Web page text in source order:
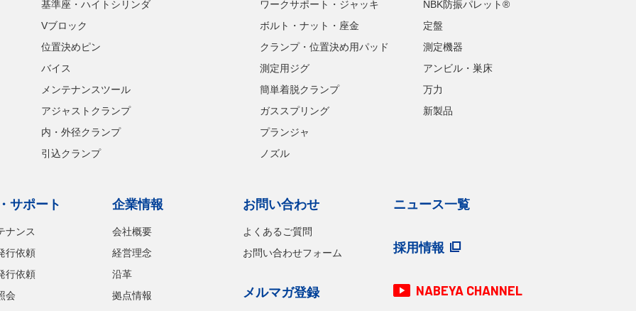
基準座・ハイトシリンダ
Vブロック
位置決めピン
バイス
メンテナンスツール
アジャストクランプ
内・外径クランプ
引込クランプ
ワークサポート・ジャッキ
ボルト・ナット・座金
クランプ・位置決め用パッド
測定用ジグ
簡単着脱クランプ
ガススプリング
プランジャ
ノズル
NBK防振パレット®
定盤
測定機器
アンビル・巣床
万力
新製品
サポート
ナンス
行依頼
行依頼
会
企業情報
会社概要
経営理念
沿革
拠点情報
お問い合わせ
よくあるご質問
お問い合わせフォーム
メルマガ登録
ニュース一覧
採用情報
NABEYA CHANNEL